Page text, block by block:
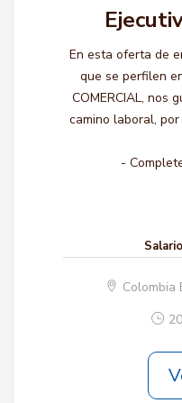
En esta oferta de
que se perfilen
COMERCIAL, nos
camino laboral,
-
Colombia